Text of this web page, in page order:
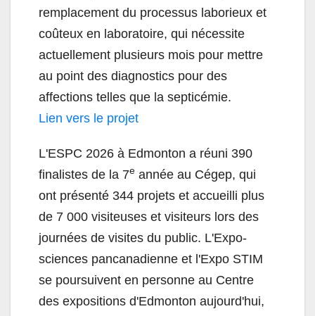
remplacement du processus laborieux et
coûteux en laboratoire, qui nécessite
actuellement plusieurs mois pour mettre
au point des diagnostics pour des
affections telles que la septicémie.
Lien vers le projet
L'ESPC 2026 à Edmonton a réuni 390
finalistes de la 7e année au Cégep, qui
ont présenté 344 projets et accueilli plus
de 7 000 visiteuses et visiteurs lors des
journées de visites du public. L'Expo-
sciences pancanadienne et l'Expo STIM
se poursuivent en personne au Centre
des expositions d'Edmonton aujourd'hui,